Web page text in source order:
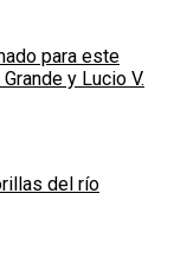
para este
y Lucio V.
del río